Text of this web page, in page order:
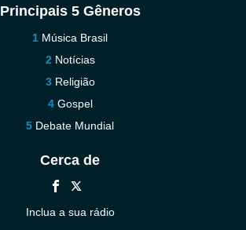
Principais 5 Gêneros
Música Brasil
Notícias
Religião
Gospel
Debate Mundial
Cerca de
Inclua a sua rádio